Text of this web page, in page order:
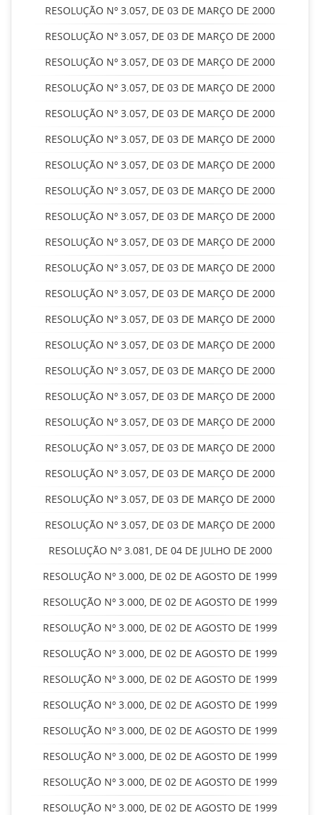
RESOLUÇÃO Nº 3.057, DE 03 DE MARÇO DE 2000
RESOLUÇÃO Nº 3.057, DE 03 DE MARÇO DE 2000
RESOLUÇÃO Nº 3.057, DE 03 DE MARÇO DE 2000
RESOLUÇÃO Nº 3.057, DE 03 DE MARÇO DE 2000
RESOLUÇÃO Nº 3.057, DE 03 DE MARÇO DE 2000
RESOLUÇÃO Nº 3.057, DE 03 DE MARÇO DE 2000
RESOLUÇÃO Nº 3.057, DE 03 DE MARÇO DE 2000
RESOLUÇÃO Nº 3.057, DE 03 DE MARÇO DE 2000
RESOLUÇÃO Nº 3.057, DE 03 DE MARÇO DE 2000
RESOLUÇÃO Nº 3.057, DE 03 DE MARÇO DE 2000
RESOLUÇÃO Nº 3.057, DE 03 DE MARÇO DE 2000
RESOLUÇÃO Nº 3.057, DE 03 DE MARÇO DE 2000
RESOLUÇÃO Nº 3.057, DE 03 DE MARÇO DE 2000
RESOLUÇÃO Nº 3.057, DE 03 DE MARÇO DE 2000
RESOLUÇÃO Nº 3.057, DE 03 DE MARÇO DE 2000
RESOLUÇÃO Nº 3.057, DE 03 DE MARÇO DE 2000
RESOLUÇÃO Nº 3.057, DE 03 DE MARÇO DE 2000
RESOLUÇÃO Nº 3.057, DE 03 DE MARÇO DE 2000
RESOLUÇÃO Nº 3.057, DE 03 DE MARÇO DE 2000
RESOLUÇÃO Nº 3.057, DE 03 DE MARÇO DE 2000
RESOLUÇÃO Nº 3.057, DE 03 DE MARÇO DE 2000
RESOLUÇÃO Nº 3.081, DE 04 DE JULHO DE 2000
RESOLUÇÃO Nº 3.000, DE 02 DE AGOSTO DE 1999
RESOLUÇÃO Nº 3.000, DE 02 DE AGOSTO DE 1999
RESOLUÇÃO Nº 3.000, DE 02 DE AGOSTO DE 1999
RESOLUÇÃO Nº 3.000, DE 02 DE AGOSTO DE 1999
RESOLUÇÃO Nº 3.000, DE 02 DE AGOSTO DE 1999
RESOLUÇÃO Nº 3.000, DE 02 DE AGOSTO DE 1999
RESOLUÇÃO Nº 3.000, DE 02 DE AGOSTO DE 1999
RESOLUÇÃO Nº 3.000, DE 02 DE AGOSTO DE 1999
RESOLUÇÃO Nº 3.000, DE 02 DE AGOSTO DE 1999
RESOLUÇÃO Nº 3.000, DE 02 DE AGOSTO DE 1999